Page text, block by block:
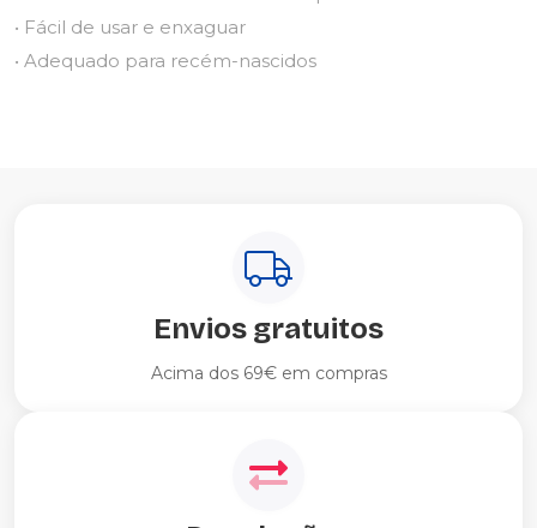
• Fácil de usar e enxaguar
• Adequado para recém-nascidos
Envios gratuitos
Acima dos 69€ em compras